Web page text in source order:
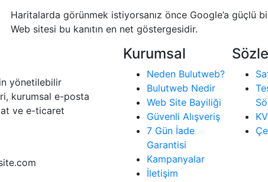
Haritalarda görünmek istiyorsanız önce Google’a güçlü
Web sitesi bu kanıtın en net göstergesidir.
yönetilebilir
kurumsal e-posta
ve e-ticaret
Kurumsal
Neden Bulutweb?
Bulutweb Nedir
Web Site Bayiliği
Güvenli Alışveriş
7 Gün İade
Garantisi
Kampanyalar
İletişim